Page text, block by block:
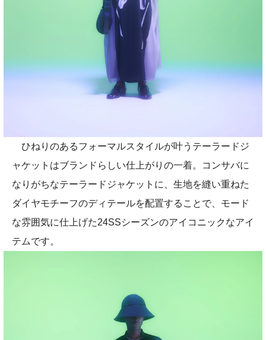
ひねりのあるフォーマルスタイルが叶うテーラードジ
ャケットはブランドらしい仕上がりの一着。コンサバに
なりがちなテーラードジャケットに、生地を縫い重ねた
ダイヤモチーフのディテールを配置することで、モード
な雰囲気に仕上げた24SSシーズンのアイコニックなアイ
テムです。